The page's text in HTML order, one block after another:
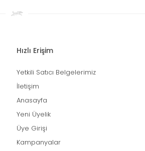
Hızlı Erişim
Yetkili Satıcı Belgelerimiz
İletişim
Anasayfa
Yeni Üyelik
Üye Girişi
Kampanyalar